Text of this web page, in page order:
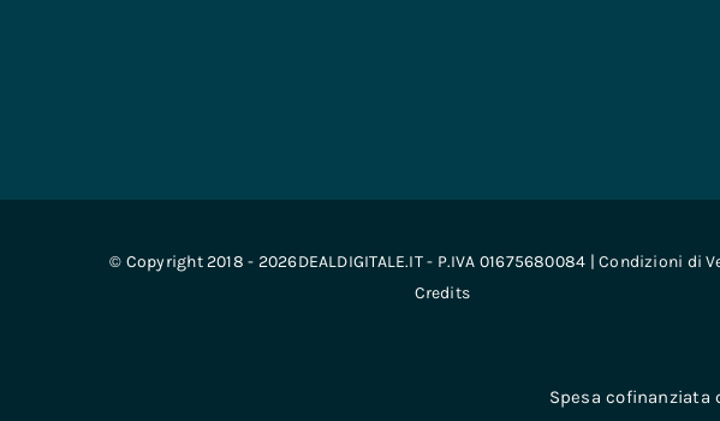
© Copyright 2018 - 2026DEALDIGITALE.IT - P.IVA 01675680084 |Condizioni di
Credits
Spesa cofinanziata